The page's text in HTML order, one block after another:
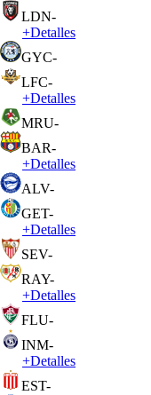
LDN-
+Detalles
GYC-
LFC-
+Detalles
MRU-
BAR-
+Detalles
ALV-
GET-
+Detalles
SEV-
RAY-
+Detalles
FLU-
INM-
+Detalles
EST-